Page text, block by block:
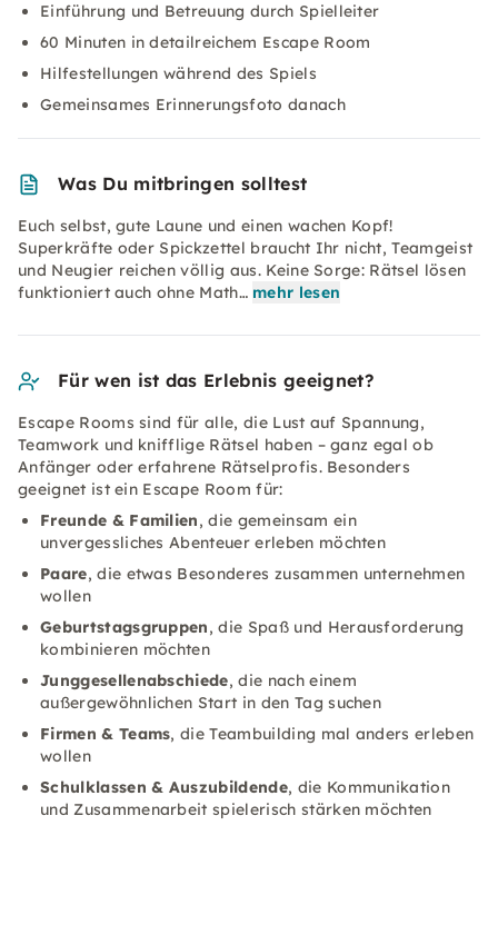
Einführung und Betreuung durch Spielleiter
60 Minuten in detailreichem Escape Room
Hilfestellungen während des Spiels
Gemeinsames Erinnerungsfoto danach
Was Du mitbringen solltest
Euch selbst, gute Laune und einen wachen Kopf!
Superkräfte oder Spickzettel braucht Ihr nicht, Teamgeist
und Neugier reichen völlig aus. Keine Sorge: Rätsel lösen
funktioniert auch ohne Math… mehr lesen
Für wen ist das Erlebnis geeignet?
Escape Rooms sind für alle, die Lust auf Spannung,
Teamwork und knifflige Rätsel haben – ganz egal ob
Anfänger oder erfahrene Rätselprofis. Besonders
geeignet ist ein Escape Room für:
Freunde & Familien, die gemeinsam ein
unvergessliches Abenteuer erleben möchten
Paare, die etwas Besonderes zusammen unternehmen
wollen
Geburtstagsgruppen, die Spaß und Herausforderung
kombinieren möchten
Junggesellenabschiede, die nach einem
außergewöhnlichen Start in den Tag suchen
Firmen & Teams, die Teambuilding mal anders erleben
wollen
Schulklassen & Auszubildende, die Kommunikation
und Zusammenarbeit spielerisch stärken möchten